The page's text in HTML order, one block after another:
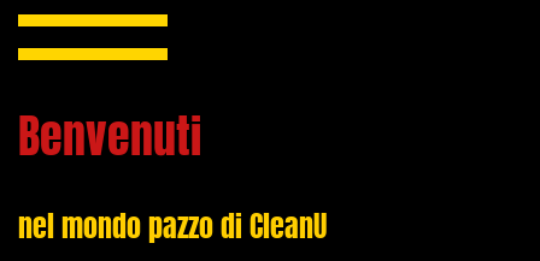
Benvenuti
nel mondo pazzo di CleanU